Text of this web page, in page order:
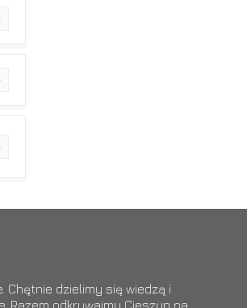
Chętnie dzielimy się wiedzą i
Razem odkrywajmy Cieszyn na